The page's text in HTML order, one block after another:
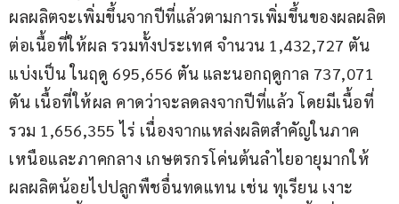
ผลผลิตจะเพิ่มขึ้นจากปีที่แล้วตามการเพิ่มขึ้นของผลผลิต
ต่อเนื้อที่ให้ผล รวมทั้งประเทศ จำนวน 1,432,727 ตัน
แบ่งเป็น ในฤดู 695,656 ตัน และนอกฤดูกาล 737,071
ตัน เนื้อที่ให้ผล คาดว่าจะลดลงจากปีที่แล้ว โดยมีเนื้อที่
รวม 1,656,355 ไร่ เนื่องจากแหล่งผลิตสำคัญในภาค
เหนือและภาคกลาง เกษตรกรโค่นต้นลำไยอายุมากให้
ผลผลิตน้อยไปปลูกพืชอื่นทดแทน เช่น ทุเรียน เงาะ